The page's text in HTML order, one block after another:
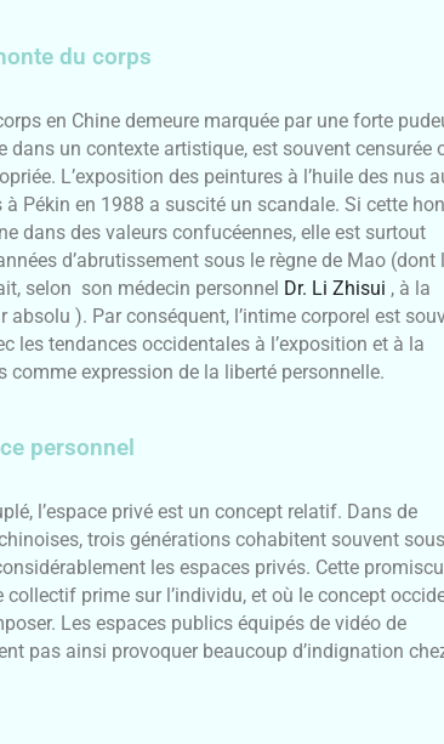
du corps
en Chine demeure marquée par une forte
dans un contexte artistique, est souvent censurée
L’exposition des peintures à l’huile des nus
à Pékin en 1988 a suscité un scandale. Si cette
dans des valeurs confucéennes, elle est surtout
d’abrutissement sous le règne de Mao (dont
selon son médecin personnel Dr. Li Zhisui , à la
absolu ). Par conséquent, l’intime corporel est
les tendances occidentales à l’exposition et à la
comme expression de la liberté personnelle.
personnel
l’espace privé est un concept relatif. Dans de
trois générations cohabitent souvent
les espaces privés. Cette
collectif prime sur l’individu, et où le concept
Les espaces publics équipés de vidéo de
pas ainsi provoquer beaucoup d’indignation